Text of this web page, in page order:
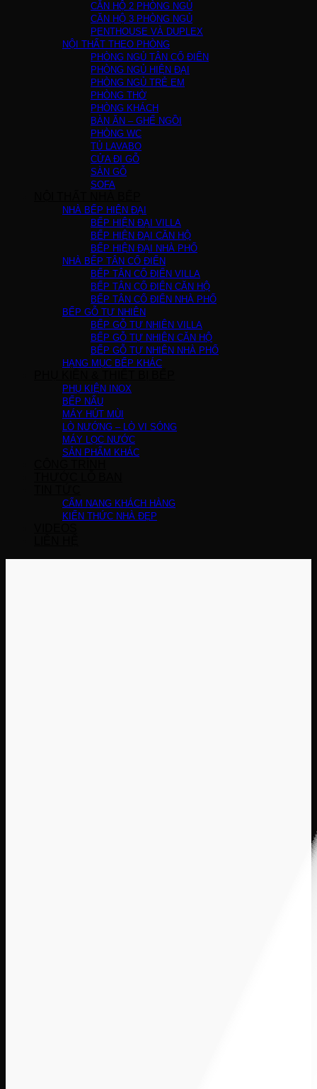
CĂN HỘ 2 PHÒNG NGỦ
CĂN HỘ 3 PHÒNG NGỦ
PENTHOUSE VÀ DUPLEX
NỘI THẤT THEO PHÒNG
PHÒNG NGỦ TÂN CỔ ĐIỂN
PHÒNG NGỦ HIỆN ĐẠI
PHÒNG NGỦ TRẺ EM
PHÒNG THỜ
PHÒNG KHÁCH
BÀN ĂN – GHẾ NGỒI
PHÒNG WC
TỦ LAVABO
CỬA ĐI GỖ
SÀN GỖ
SOFA
NHÀ BẾP HIỆN ĐẠI
BẾP HIỆN ĐẠI VILLA
BẾP HIỆN ĐẠI CĂN HỘ
BẾP HIỆN ĐẠI NHÀ PHỐ
NHÀ BẾP TÂN CỔ ĐIỂN
BẾP TÂN CỔ ĐIỂN VILLA
BẾP TÂN CỔ ĐIỂN CĂN HỘ
BẾP TÂN CỔ ĐIỂN NHÀ PHỐ
BẾP GỖ TỰ NHIÊN
BẾP GỖ TỰ NHIÊN VILLA
BẾP GỖ TỰ NHIÊN CĂN HỘ
BẾP GỖ TỰ NHIÊN NHÀ PHỐ
HẠNG MỤC BẾP KHÁC
PHỤ KIỆN INOX
BẾP NẤU
MÁY HÚT MÙI
LÒ NƯỚNG – LÒ VI SÓNG
MÁY LỌC NƯỚC
SẢN PHẨM KHÁC
CẨM NANG KHÁCH HÀNG
KIẾN THỨC NHÀ ĐẸP